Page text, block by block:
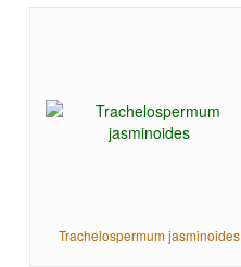
Trachelospermum jasminoides